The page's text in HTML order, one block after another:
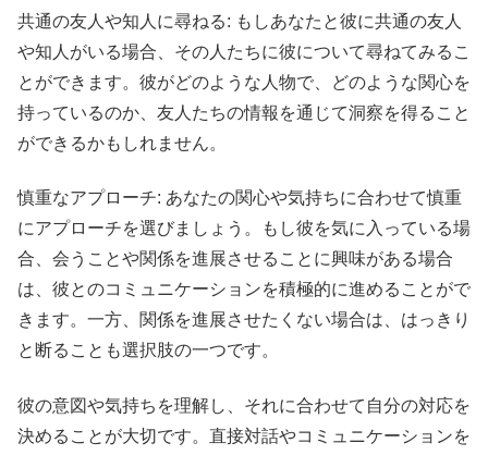
共通の友人や知人に尋ねる: もしあなたと彼に共通の友人
や知人がいる場合、その人たちに彼について尋ねてみるこ
とができます。彼がどのような人物で、どのような関心を
持っているのか、友人たちの情報を通じて洞察を得ること
ができるかもしれません。
慎重なアプローチ: あなたの関心や気持ちに合わせて慎重
にアプローチを選びましょう。もし彼を気に入っている場
合、会うことや関係を進展させることに興味がある場合
は、彼とのコミュニケーションを積極的に進めることがで
きます。一方、関係を進展させたくない場合は、はっきり
と断ることも選択肢の一つです。
彼の意図や気持ちを理解し、それに合わせて自分の対応を
決めることが大切です。直接対話やコミュニケーションを